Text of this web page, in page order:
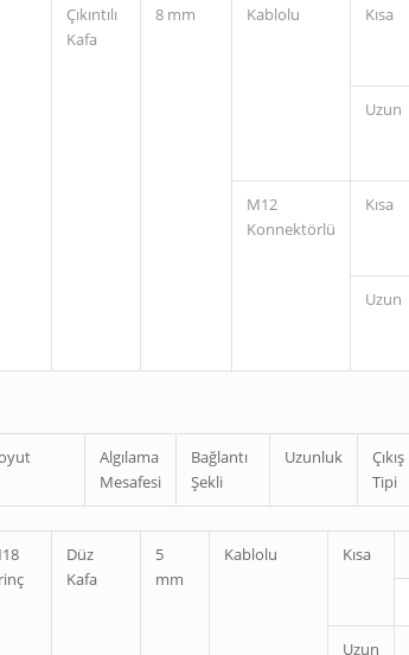
Çıkıntılı
Kafa
8 mm Kablolu Kısa
Uzun
M12
Konnektörlü
Kısa
Uzun
Algılama
Mesafesi
Bağlantı
Şekli
Uzunluk
Çıkış
Tipi
Düz
Kafa
5
mm
Kablolu Kısa
Uzun